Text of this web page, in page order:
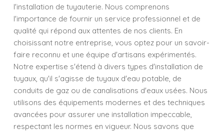
l'installation de tuyauterie. Nous comprenons
l'importance de fournir un service professionnel et de
qualité qui répond aux attentes de nos clients. En
choisissant notre entreprise, vous optez pour un savoir-
faire reconnu et une équipe d'artisans expérimentés.
Notre expertise s'étend à divers types d'installation de
tuyaux, qu'il s'agisse de tuyaux d'eau potable, de
conduits de gaz ou de canalisations d'eaux usées. Nous
utilisons des équipements modernes et des techniques
avancées pour assurer une installation impeccable,
respectant les normes en vigueur. Nous savons que